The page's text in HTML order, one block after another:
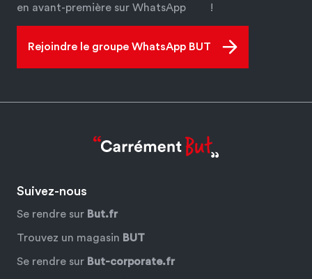
en avant-première sur WhatsApp
!
Rejoindre le groupe WhatsApp BUT
Suivez-nous
Se rendre sur But.fr
Trouvez un magasin BUT
Se rendre sur But-corporate.fr